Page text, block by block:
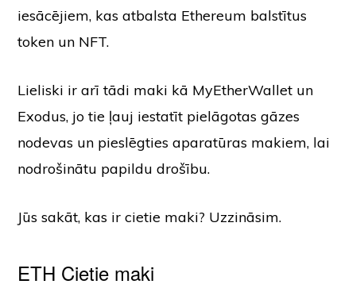
iesācējiem, kas atbalsta Ethereum balstītus
token un NFT.
Lieliski ir arī tādi maki kā MyEtherWallet un
Exodus, jo tie ļauj iestatīt pielāgotas gāzes
nodevas un pieslēgties aparatūras makiem, lai
nodrošinātu papildu drošību.
Jūs sakāt, kas ir cietie maki? Uzzināsim.
ETH Cietie maki